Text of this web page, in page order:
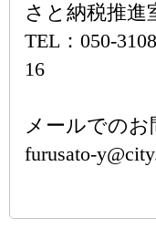
さと納税推進
TEL：050-
16
メールでのお
furusato-